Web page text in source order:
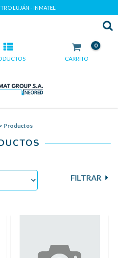
LUJÁN - INMATEL
CARRITO
0
> Productos
FILTRAR